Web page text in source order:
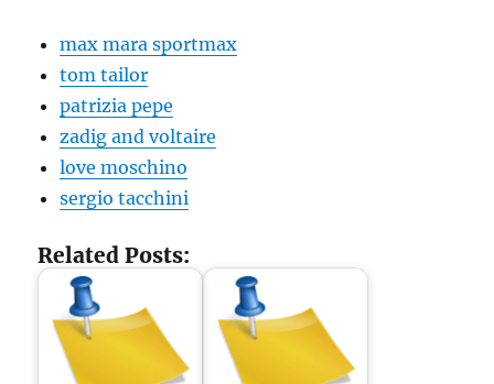
max mara sportmax
tom tailor
patrizia pepe
zadig and voltaire
love moschino
sergio tacchini
Related Posts: